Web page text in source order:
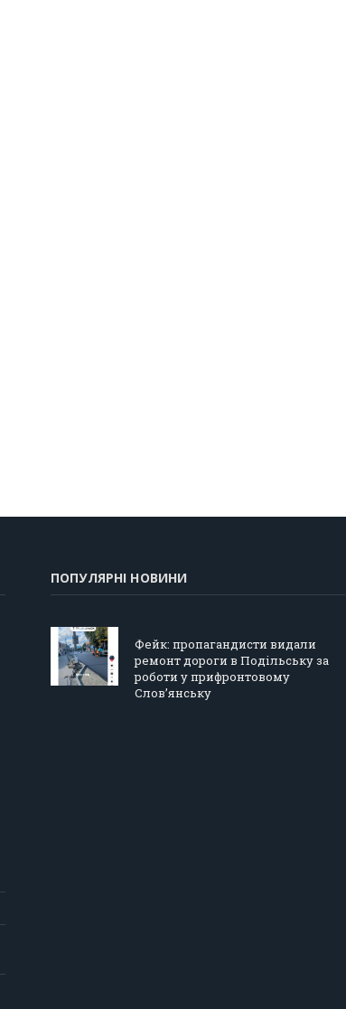
ПОПУЛЯРНІ НОВИНИ
Фейк: пропагандисти видали
ремонт дороги в Подільську за
роботи у прифронтовому
Слов’янську